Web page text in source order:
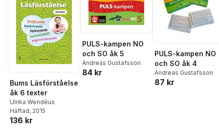
Bums Läsförståelse
åk 6 texter
Ulrika Wendéus
Häftad, 2015
136 kr
PULS-kampen NO
och SO åk 5
Andreas Gustafsson
84 kr
PULS-kampen NO
och SO åk 4
Andreas Gustafsson
87 kr